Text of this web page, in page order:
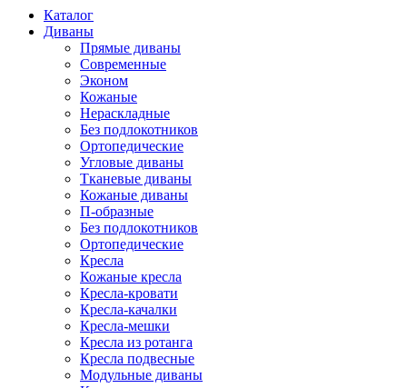
Каталог
Диваны
Прямые диваны
Современные
Эконом
Кожаные
Нераскладные
Без подлокотников
Ортопедические
Угловые диваны
Тканевые диваны
Кожаные диваны
П-образные
Без подлокотников
Ортопедические
Кресла
Кожаные кресла
Кресла-кровати
Кресла-качалки
Кресла-мешки
Кресла из ротанга
Кресла подвесные
Модульные диваны